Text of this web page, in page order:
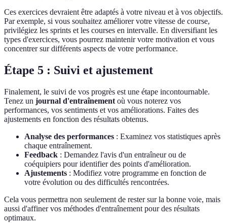
Ces exercices devraient être adaptés à votre niveau et à vos objectifs.
Par exemple, si vous souhaitez améliorer votre vitesse de course,
privilégiez les sprints et les courses en intervalle. En diversifiant les
types d'exercices, vous pourrez maintenir votre motivation et vous
concentrer sur différents aspects de votre performance.
Étape 5 : Suivi et ajustement
Finalement, le suivi de vos progrès est une étape incontournable.
Tenez un journal d'entraînement où vous noterez vos
performances, vos sentiments et vos améliorations. Faites des
ajustements en fonction des résultats obtenus.
Analyse des performances : Examinez vos statistiques après
chaque entraînement.
Feedback : Demandez l'avis d'un entraîneur ou de
coéquipiers pour identifier des points d'amélioration.
Ajustements : Modifiez votre programme en fonction de
votre évolution ou des difficultés rencontrées.
Cela vous permettra non seulement de rester sur la bonne voie, mais
aussi d'affiner vos méthodes d'entraînement pour des résultats
optimaux.